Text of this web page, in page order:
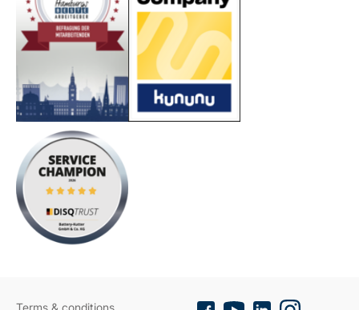
Terms & conditions